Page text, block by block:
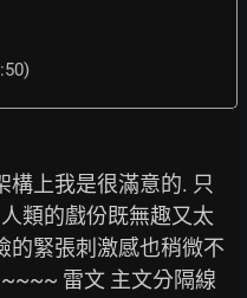
構上我是很滿意的. 只
類的戲份既無趣又太
的緊張刺激感也稍微不
雷文 主文分隔線